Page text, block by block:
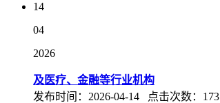
14
04
2026
及医疗、金融等行业机构
发布时间：2026-04-14 点击次数：173